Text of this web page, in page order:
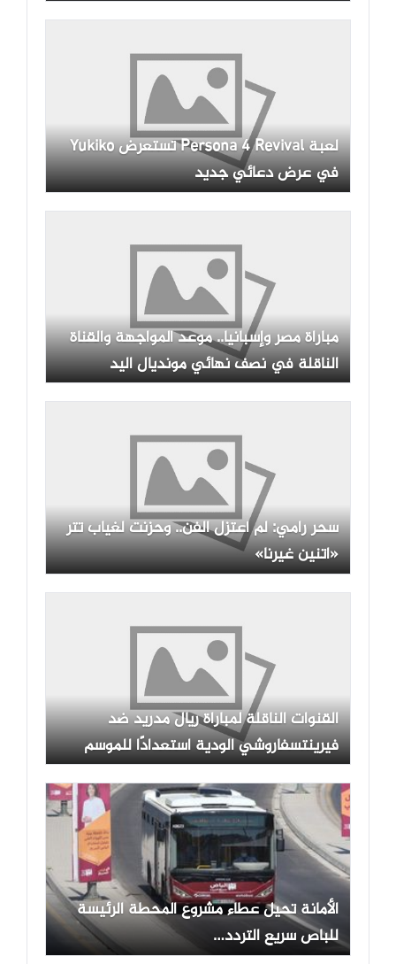
لعبة Persona 4 Revival تستعرض Yukiko
في عرض دعائي جديد
مباراة مصر وإسبانيا.. موعد المواجهة والقناة
الناقلة في نصف نهائي مونديال اليد
سحر رامي: لم أعتزل الفن.. وحزنت لغياب تتر
«اتنين غيرنا»
القنوات الناقلة لمباراة ريال مدريد ضد
فيرينتسفاروشي الودية استعدادًا للموسم
الجديد
الأمانة تحيل عطاء مشروع المحطة الرئيسة
للباص سريع التردد…